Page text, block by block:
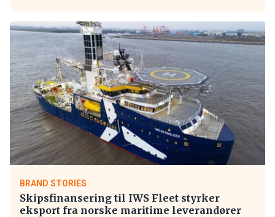
BRAND STORIES
Skipsfinansering til IWS Fleet styrker
eksport fra norske maritime leverandører